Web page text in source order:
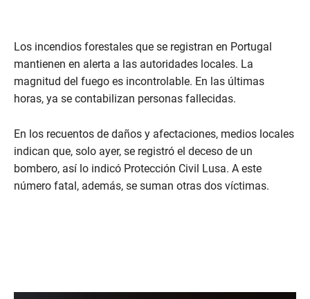
Los incendios forestales que se registran en Portugal
mantienen en alerta a las autoridades locales. La
magnitud del fuego es incontrolable. En las últimas
horas, ya se contabilizan personas fallecidas.
En los recuentos de daños y afectaciones, medios locales
indican que, solo ayer, se registró el deceso de un
bombero, así lo indicó Protección Civil Lusa. A este
número fatal, además, se suman otras dos víctimas.